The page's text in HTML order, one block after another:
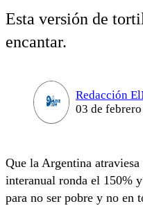
Esta versión de
encantar.
Redacción
03 de
Que la Argentina
interanual ronda el 150%
para no ser pobre y no en